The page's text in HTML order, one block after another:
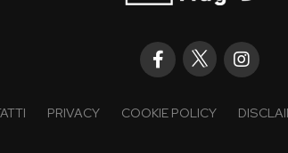
PRIVACY COOKIE POLICY